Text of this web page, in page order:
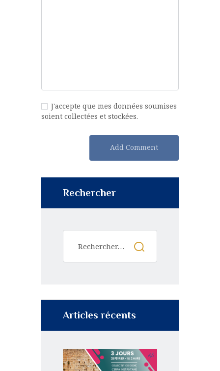
J'accepte que mes données soumises
soient collectées et stockées.
Rechercher
Articles récents